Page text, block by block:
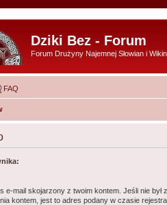
Dziki Bez - Forum
Forum Drużyny Najemnej Słowian i
FAQ
e-mail skojarzony z twoim kontem. Jeśli nie był
kontem, jest to adres podany w czasie